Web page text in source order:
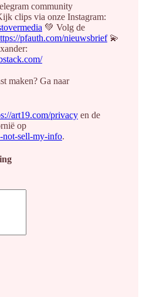
community
clips via onze Instagram:
💚 Volg de
pfauth.com/nieuwsbrief💫
maken? Ga naar
art19.com/privacy en de
op
not-sell-my-info.